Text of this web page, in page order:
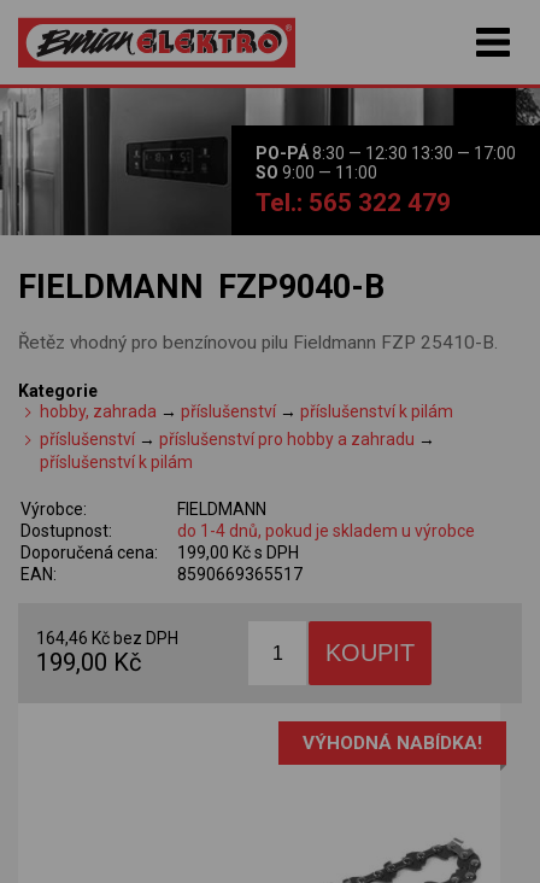
PO-PÁ8:30 — 12:30 13:30 — 17:00
SO 9:00 — 11:00
Tel.: 565 322 479
FIELDMANN FZP9040-B
Řetěz vhodný pro benzínovou pilu Fieldmann FZP 25410-B.
Kategorie
hobby, zahrada →příslušenství →příslušenství k pilám
příslušenství →příslušenství pro hobby a zahradu →
příslušenství k pilám
Výrobce:
FIELDMANN
Dostupnost:
do 1-4 dnů, pokud je skladem u výrobce
Doporučená cena:
199,00 Kč s DPH
EAN:
8590669365517
164,46 Kč bez DPH
199,00 Kč
VÝHODNÁ NABÍDKA!